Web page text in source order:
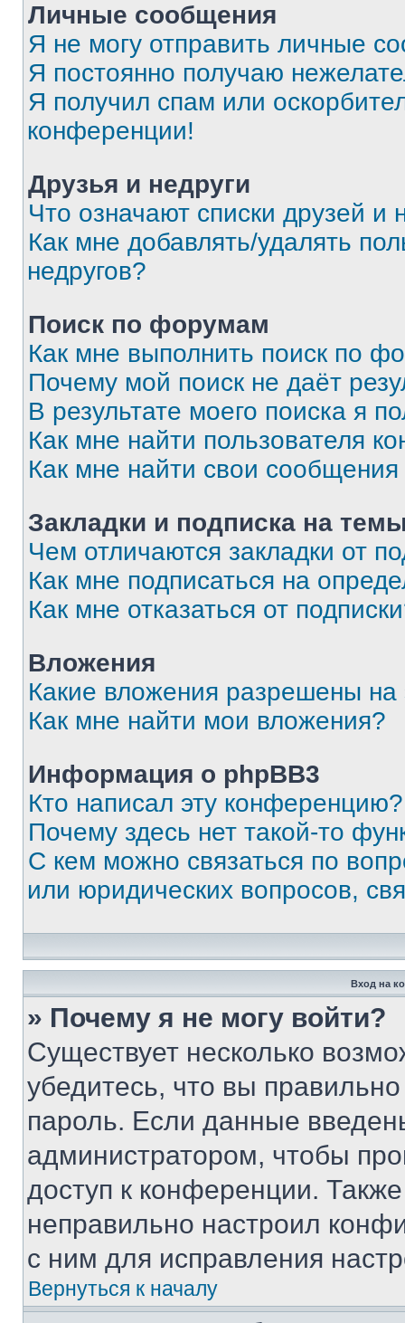
Личные сообщения
Я не могу отправить личные
Я постоянно получаю
Я получил спам или
конференции!
Друзья и недруги
Что означают списки друзей и
Как мне добавлять/удалять
недругов?
Поиск по форумам
Как мне выполнить поиск по
Почему мой поиск не даёт
В результате моего поиска я
Как мне найти пользователя
Как мне найти свои
Закладки и подписка на
Чем отличаются закладки от
Как мне подписаться на
Как мне отказаться от
Вложения
Какие вложения разрешены
Как мне найти мои вложения?
Информация о phpBB3
Кто написал эту конференцию?
Почему здесь нет такой-то
С кем можно связаться по
или юридических вопросов,
Вход на
» Почему я не могу войти?
Существует несколько
убедитесь, что вы
пароль. Если данные
администратором, чтобы
доступ к конференции.
неправильно настроил
с ним для исправления
Вернуться к началу